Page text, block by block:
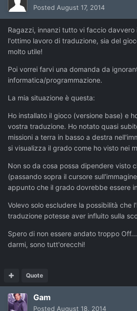
Posted August 17, 2014
Ragazzi, innanzi tutto vi faccio davvero
l'ottimo lavoro di traduzione, sia del
molto utile!
Poi vorrei farvi una domanda da
informatica/programmazione.
La mia situazione è questa:
Ho installato il gioco (versione base) e
vostra traduzione. Ho notato quasi
missioni a terra in basso a destra
si visualizza il grado come ho visto nei
Non so da cosa possa dipendere visto
(passando sopra il cursore
appunto che il grado dovrebbe essere
Volevo solo escludere la possibilità che
traduzione potesse aver influito sulla
Spero di non essere andato troppo
darmi, sono tutt'orecchi!
Quote
Gam
Posted August 18, 2014